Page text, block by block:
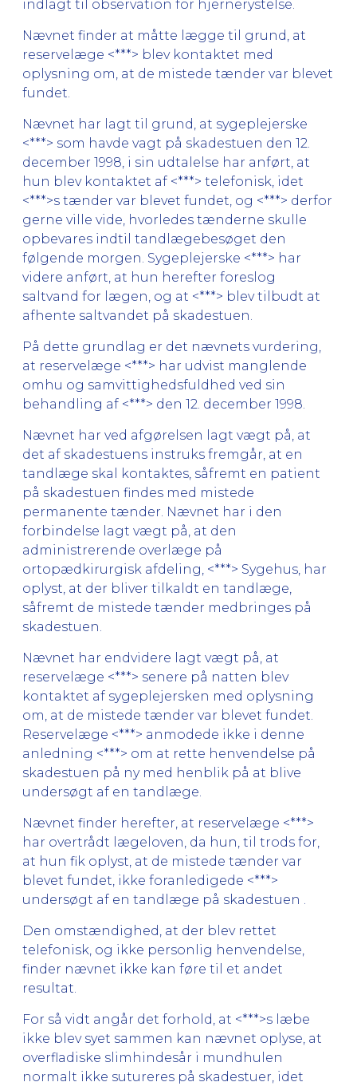
indlagt til observation for hjernerystelse.
Nævnet finder at måtte lægge til grund, at
reservelæge <***> blev kontaktet med
oplysning om, at de mistede tænder var blevet
fundet.
Nævnet har lagt til grund, at sygeplejerske
<***> som havde vagt på skadestuen den 12.
december 1998, i sin udtalelse har anført, at
hun blev kontaktet af <***> telefonisk, idet
<***>s tænder var blevet fundet, og <***> derfor
gerne ville vide, hvorledes tænderne skulle
opbevares indtil tandlægebesøget den
følgende morgen. Sygeplejerske <***> har
videre anført, at hun herefter foreslog
saltvand for lægen, og at <***> blev tilbudt at
afhente saltvandet på skadestuen.
På dette grundlag er det nævnets vurdering,
at reservelæge <***> har udvist manglende
omhu og samvittighedsfuldhed ved sin
behandling af <***> den 12. december 1998.
Nævnet har ved afgørelsen lagt vægt på, at
det af skadestuens instruks fremgår, at en
tandlæge skal kontaktes, såfremt en patient
på skadestuen findes med mistede
permanente tænder. Nævnet har i den
forbindelse lagt vægt på, at den
administrerende overlæge på
ortopædkirurgisk afdeling, <***> Sygehus, har
oplyst, at der bliver tilkaldt en tandlæge,
såfremt de mistede tænder medbringes på
skadestuen.
Nævnet har endvidere lagt vægt på, at
reservelæge <***> senere på natten blev
kontaktet af sygeplejersken med oplysning
om, at de mistede tænder var blevet fundet.
Reservelæge <***> anmodede ikke i denne
anledning <***> om at rette henvendelse på
skadestuen på ny med henblik på at blive
undersøgt af en tandlæge.
Nævnet finder herefter, at reservelæge <***>
har overtrådt lægeloven, da hun, til trods for,
at hun fik oplyst, at de mistede tænder var
blevet fundet, ikke foranledigede <***>
undersøgt af en tandlæge på skadestuen .
Den omstændighed, at der blev rettet
telefonisk, og ikke personlig henvendelse,
finder nævnet ikke kan føre til et andet
resultat.
For så vidt angår det forhold, at <***>s læbe
ikke blev syet sammen kan nævnet oplyse, at
overfladiske slimhindesår i mundhulen
normalt ikke sutureres på skadestuer, idet